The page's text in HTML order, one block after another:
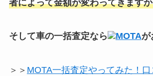
者によって金額が変わってきます
そして車の一括査定なら MOTAが
＞＞ MOTA一括査定やってみた！